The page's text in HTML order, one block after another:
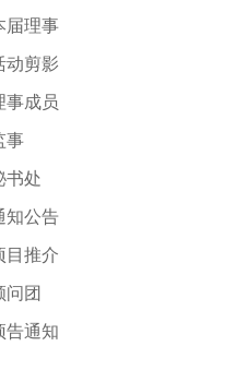
届理事
动剪影
事成员
事
书处
知公告
目推介
问团
告通知